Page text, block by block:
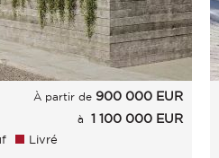
À partir de 900 000 EUR
à 1 100 000 EUR
Livré